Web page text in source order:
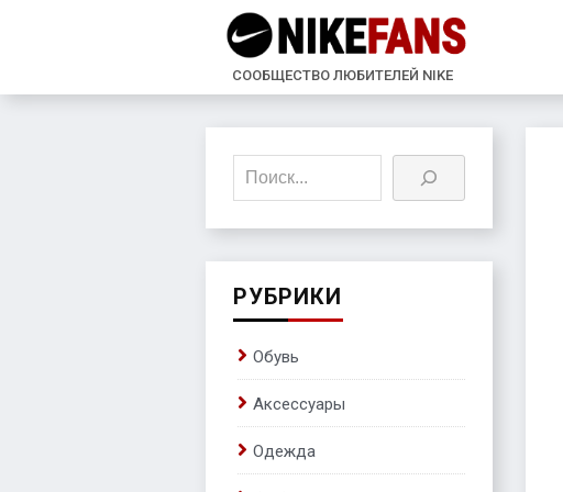
СООБЩЕСТВО ЛЮБИТЕЛЕЙ NIKE
Поиск
РУБРИКИ
Обувь
Аксессуары
Одежда